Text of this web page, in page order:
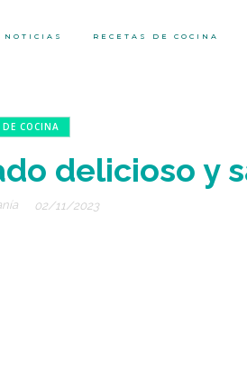
RECETAS DE COCINA
DE COCINA
delicioso y
02/11/2023